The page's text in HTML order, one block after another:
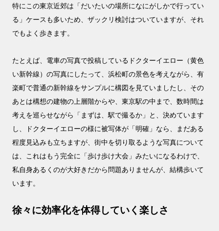
特にこの東京近郊は「だいたいの場所になにがしかで行ってい
る」ケースも多いため、ザックリ検討はついていますが、それ
でもよく歩きます。
たとえば、電車の写真で投稿しているドクターイエロー（黄色
い新幹線）の写真にしたって、浜松町の景色を考えながら、有
楽町で普通の新幹線をサンプルに構図を見ていましたし、その
あとは構想の建物の上層階からや、東京駅の中まで、数時間は
考えを巡らせながら「まずは、駅で撮るか」と、決めています
し、ドクターイエローの様に被写体が「明確」なら、まだある
程度見込みも立ちますが、街中を切り取るような写真について
は、これはもう完全に「歩け歩け大会」みたいになるわけで、
私自身あるくのが大好きだから問題ありませんが、結構歩いて
います。
徐々に効率化を体得していく楽しさ